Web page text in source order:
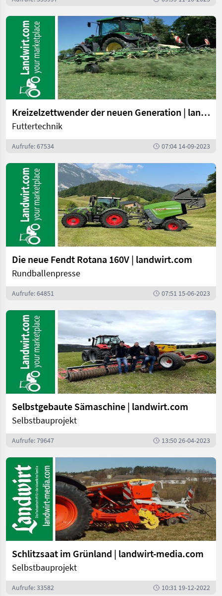
Kreizelzettwender der neuen Generation | landwirt.com
Futtertechnik
Aufrufe: 67534 07:04 14-09-2023
Die neue Fendt Rotana 160V | landwirt.com
Rundballenpresse
Aufrufe: 64851 07:51 15-06-2023
Selbstgebaute Sämaschine | landwirt.com
Selbstbauprojekt
Aufrufe: 79647 13:50 26-04-2023
Schlitzsaat im Grünland | landwirt-media.com
Selbstbauprojekt
Aufrufe: 33582 10:31 19-12-2022